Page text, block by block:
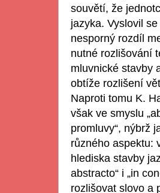
souvětí, že
jazyka. Vyslovil
nesporný rozdíl
nutné rozlišování
mluvnické stavby
obtíže rozlišení
Naproti tomu K.
však ve smyslu
promluvy“, nýbrž
různého aspektu:
hlediska stavby
abstracto“ i „in
rozlišovat slovo a